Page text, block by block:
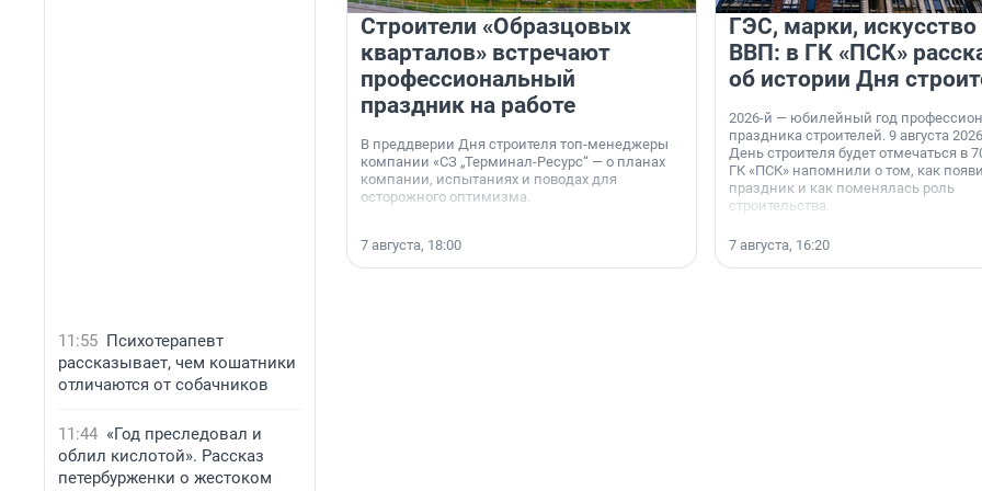
11:55 Психотерапевт
рассказывает, чем кошатники
отличаются от собачников
11:44 «Год преследовал и
облил кислотой». Рассказ
петербурженки о жестоком
Строители «Образцовых
кварталов» встречают
профессиональный
праздник на работе
В преддверии Дня строителя топ-менеджеры
компании «СЗ „Терминал-Ресурс“ — о планах
компании, испытаниях и поводах для
осторожного оптимизма.
7 августа, 18:00
ГЭС, марки, искусство
ВВП: в ГК «ПСК»
об истории Дня
2026-й — юбилейный год
праздника строителей. 9 августа
День строителя будет отмечаться в
ГК «ПСК» напомнили о том, как
праздник и как поменялась роль
строительства.
7 августа, 16:20